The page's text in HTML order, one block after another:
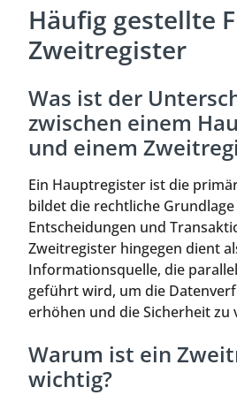
Häufig gestellte
Zweitregister
Was ist der
zwischen einem
und einem
Ein Hauptregister ist die
bildet die rechtliche
Entscheidungen und
Zweitregister hingegen dient
Informationsquelle, die
geführt wird, um die
erhöhen und die Sicherheit zu
Warum ist ein
wichtig?